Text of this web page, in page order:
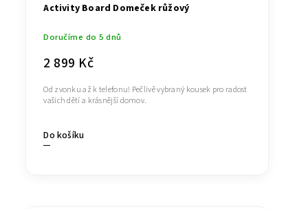
Activity Board Domeček růžový
Doručíme do 5 dnů
2 899 Kč
Do košíku
Od zvonku až k telefonu! Pečlivě vybraný kousek pro radost
vašich dětí a krásnější domov.